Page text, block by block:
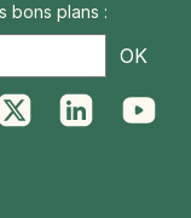
bons plans :
OK